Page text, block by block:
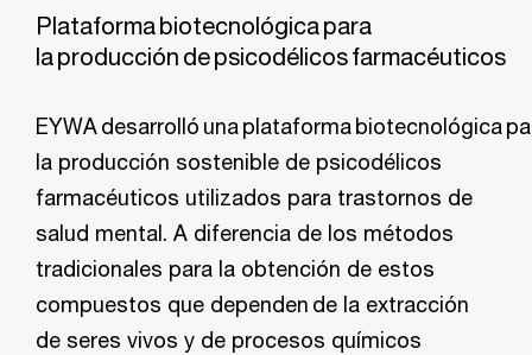
Plataforma biotecnológica para
la producción de psicodélicos farmacéuticos
EYWA desarrolló una plataforma biotecnológica
la producción sostenible de psicodélicos
farmacéuticos utilizados para trastornos de
salud mental. A diferencia de los métodos
tradicionales para la obtención de estos
compuestos que dependen de la extracción
de seres vivos y de procesos químicos